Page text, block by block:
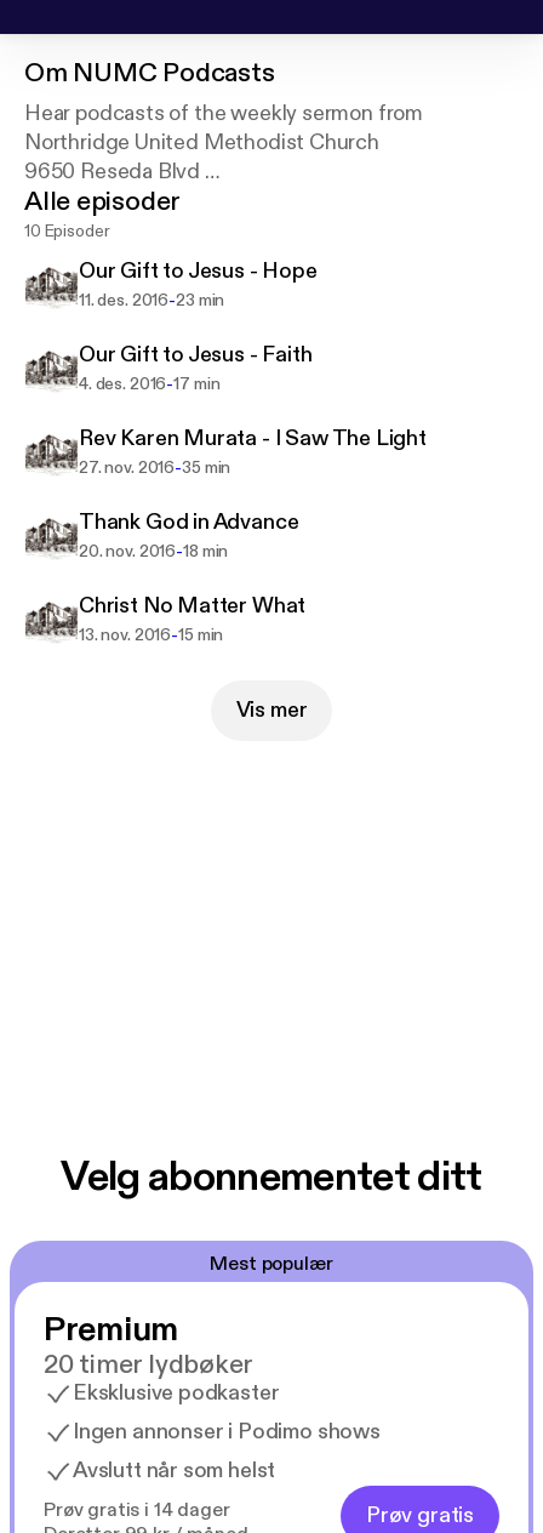
Om NUMC Podcasts
Hear podcasts of the weekly sermon from
Northridge United Methodist Church
9650 Reseda Blvd
Northridge, CA 91324
(818) 886-1555
Rev. Dr. Joseph Choi, pastor
Alle episoder
10 Episoder
Our Gift to Jesus - Hope
11. des. 2016-23 min
Our Gift to Jesus - Faith
4. des. 2016-17 min
Rev Karen Murata - I Saw The Light
27. nov. 2016-35 min
Thank God in Advance
20. nov. 2016-18 min
Christ No Matter What
13. nov. 2016-15 min
Vis mer
Velg abonnementet ditt
Mest populær
Premium
20 timer lydbøker
Eksklusive podkaster
Ingen annonser i Podimo shows
Avslutt når som helst
Prøv gratis i 14 dager
Prøv gratis